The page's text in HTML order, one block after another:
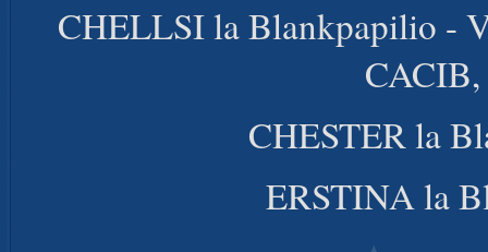
CHELLSI la Blankpapilio -
CHESTER la
ERSTINA la